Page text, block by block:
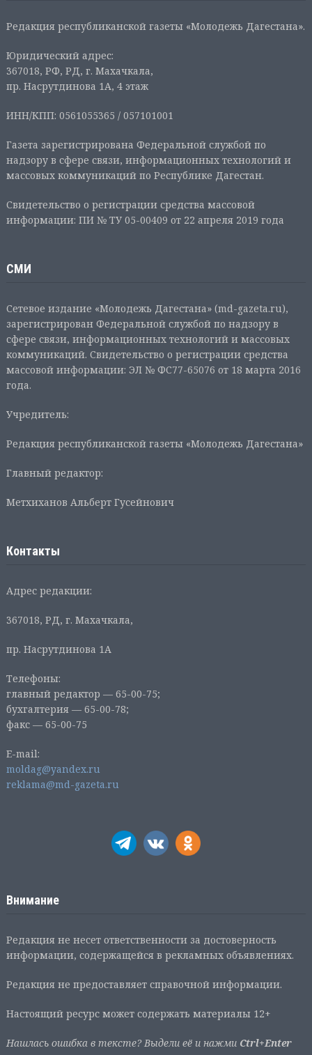
Редакция республиканской газеты «Молодежь Дагестана».
Юридический адрес:
367018, РФ, РД, г. Махачкала,
пр. Насрутдинова 1А, 4 этаж
ИНН/КПП: 0561055365 / 057101001
Газета зарегистрирована Федеральной службой по
надзору в сфере связи, информационных технологий и
массовых коммуникаций по Республике Дагестан.
Свидетельство о регистрации средства массовой
информации: ПИ № ТУ 05-00409 от 22 апреля 2019 года
СМИ
Сетевое издание «Молодежь Дагестана» (md-gazeta.ru),
зарегистрирован Федеральной службой по надзору в
сфере связи, информационных технологий и массовых
коммуникаций. Свидетельство о регистрации средства
массовой информации: ЭЛ № ФС77-65076 от 18 марта 2016
года.
Учредитель:
Редакция республиканской газеты «Молодежь Дагестана»
Главный редактор:
Метхиханов Альберт Гусейнович
Контакты
Адрес редакции:
367018, РД, г. Махачкала,
пр. Насрутдинова 1А
Телефоны:
главный редактор — 65-00-75;
бухгалтерия — 65-00-78;
факс — 65-00-75
E-mail:
moldag@yandex.ru
reklama@md-gazeta.ru
Внимание
Редакция не несет ответственности за достоверность
информации, содержащейся в рекламных объявлениях.
Редакция не предоставляет справочной информации.
Настоящий ресурс может содержать материалы 12+
Нашлась ошибка в тексте? Выдели её и нажми Ctrl+Enter